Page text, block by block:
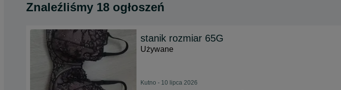
Znaleźliśmy 18 ogłoszeń
stanik rozmiar 65G
Używane
Kutno - 10 lipca 2026